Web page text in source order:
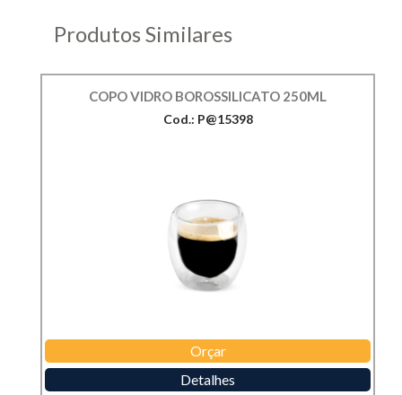
Produtos Similares
COPO VIDRO BOROSSILICATO 250ML
Cod.: P@15398
Orçar
Detalhes